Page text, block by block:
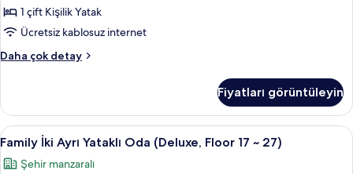
Manzaralı
(Floor
17
~
için
tüm
fotoğrafları
görün
1 çift Kişilik Yatak
Ücretsiz kablosuz internet
Daha çok detay
Deluxe
Oda,
Şehir
Manzaralı
17
Fiyatları görüntüleyin
Family
İki
Ayrı
Kaliteli yatak takımı, kuştüyü yorgan,
6
Family İki Ayrı Yataklı Oda (Deluxe, Floor 17 ~ 27)
Şehir manzaralı